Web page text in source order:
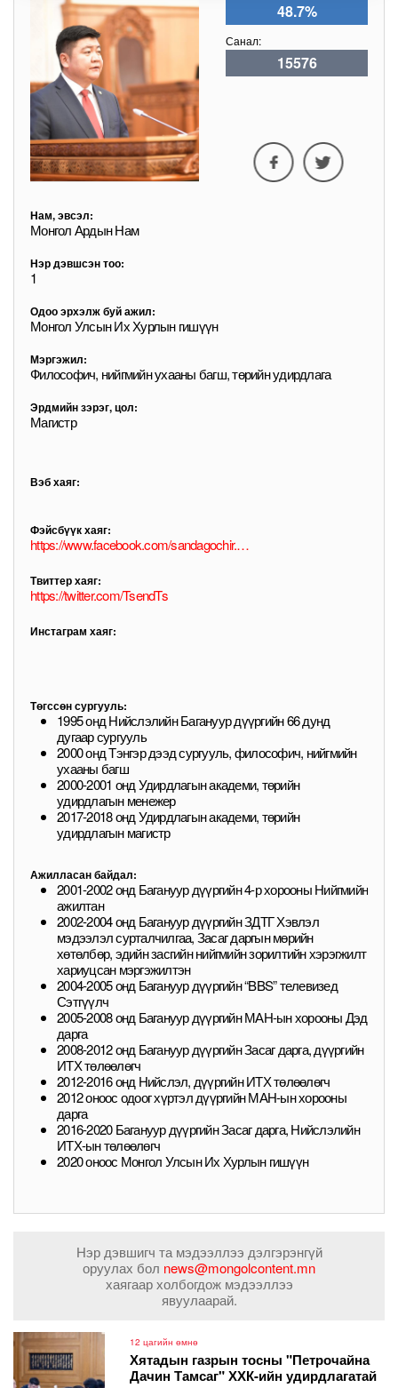
48.7%
Санал:
15576
Нам, эвсэл:
Монгол Ардын Нам
Нэр дэвшсэн тоо:
1
Одоо эрхэлж буй ажил:
Монгол Улсын Их Хурлын гишүүн
Мэргэжил:
Философич, нийгмийн ухааны багш, төрийн удирдлага
Эрдмийн зэрэг, цол:
Магистр
Вэб хаяг:
Фэйсбүүк хаяг:
https://www.facebook.com/sandagochir.tsend
Твиттер хаяг:
https://twitter.com/TsendTs
Инстаграм хаяг:
Төгссөн сургууль:
1995 онд Нийслэлийн Багануур дүүргийн 66 дунд
дугаар сургууль
2000 онд Тэнгэр дээд сургууль, философич, нийгмийн
ухааны багш
2000-2001 онд Удирдлагын академи, төрийн
удирдлагын менежер
2017-2018 онд Удирдлагын академи, төрийн
удирдлагын магистр
Ажилласан байдал:
2001-2002 онд Багануур дүүргийн 4-р хорооны Нийгмийн
ажилтан
2002-2004 онд Багануур дүүргийн ЗДТГ Хэвлэл
мэдээлэл сурталчилгаа, Засаг даргын мөрийн
хөтөлбөр, эдийн засгийн нийгмийн зорилтийн хэрэгжилт
хариуцсан мэргэжилтэн
2004-2005 онд Багануур дүүргийн “BBS” телевизед
Сэтгүүлч
2005-2008 онд Багануур дүүргийн МАН-ын хорооны Дэд
дарга
2008-2012 онд Багануур дүүргийн Засаг дарга, дүүргийн
ИТХ төлөөлөгч
2012-2016 онд Нийслэл, дүүргийн ИТХ төлөөлөгч
2012 оноос одоог хүртэл дүүргийн МАН-ын хорооны
дарга
2016-2020 Багануур дүүргийн Засаг дарга, Нийслэлийн
ИТХ-ын төлөөлөгч
2020 оноос Монгол Улсын Их Хурлын гишүүн
Нэр дэвшигч та мэдээллээ дэлгэрэнгүй
оруулах бол news@mongolcontent.mn
хаягаар холбогдож мэдээллээ
явуулаарай.
12 цагийн өмнө
Хятадын газрын тосны "Петрочайна
Дачин Тамсаг" ХХК-ийн удирдлагатай